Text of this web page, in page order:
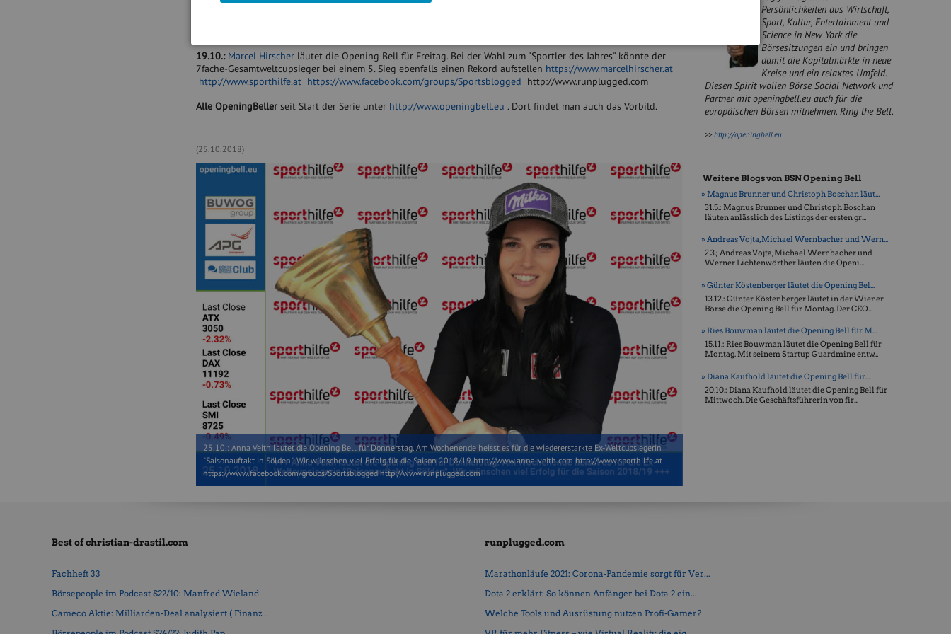
22.10.: Monika Rosenläutet die Opening Bell für Montag. Die Chefanalystin von Bank Austria Private Banking
19.10.: Marcel Hirscherläutet die Opening Bell für Freitag. Bei der Wahl zum "Sportler des Jahres" könnte der
7fache-Gesamtweltcupsieger bei einem 5. Sieg ebenfalls einen Rekord aufstellen https://www.marcelhirscher.at
http://www.sporthilfe.at https://www.facebook.com/groups/Sportsblogged http://www.runplugged.com
Alle OpeningBellerseit Start der Serie unter http://www.openingbell.eu . Dort findet man auch das Vorbild.
(25.10.2018)
25.10.: Anna Veith läutet die Opening Bell für Donnerstag. Am Wochenende heisst es für die wiedererstarkte Ex-Weltcupsiegerin
"Saisonauftakt in Sölden". Wir wünschen viel Erfolg für die Saison 2018/19 http://www.anna-veith.com http://www.sporthilfe.at
https://www.facebook.com/groups/Sportsblogged http://www.runplugged.com
Persönlichkeiten aus Wirtschaft,
Sport, Kultur, Entertainment und
Science in New York die
Börsesitzungen ein und bringen
damit die Kapitalmärkte in neue
Kreise und ein relaxtes Umfeld.
Diesen Spirit wollen Börse Social Network und
Partner mit openingbell.eu auch für die
europäischen Börsen mitnehmen. Ring the Bell.
>>http://openingbell.eu
Weitere Blogs von BSN Opening Bell
» Magnus Brunner und Christoph Boschan läut...
31.5.: Magnus Brunner und Christoph Boschan
läuten anlässlich des Listings der ersten gr...
» Andreas Vojta, Michael Wernbacher und Wern...
2.3.; Andreas Vojta, Michael Wernbacher und
Werner Lichtenwörther läuten die Openi...
» Günter Köstenberger läutet die Opening Bel...
13.12.: Günter Köstenberger läutet in der Wiener
Börse die Opening Bell für Montag. Der CEO...
» Ries Bouwman läutet die Opening Bell für M...
15.11.: Ries Bouwman läutet die Opening Bell für
Montag. Mit seinem Startup Guardmine entw...
» Diana Kaufhold läutet die Opening Bell für...
20.10.: Diana Kaufhold läutet die Opening Bell für
Mittwoch. Die Geschäftsführerin von fir...
Best of christian-drastil.com
Fachheft 33
Börsepeople im Podcast S22/10: Manfred Wieland
Cameco Aktie: Milliarden-Deal analysiert ( Finanz...
runplugged.com
Marathonläufe 2021: Corona-Pandemie sorgt für Ver...
Dota 2 erklärt: So können Anfänger bei Dota 2 ein...
Welche Tools und Ausrüstung nutzen Profi-Gamer?